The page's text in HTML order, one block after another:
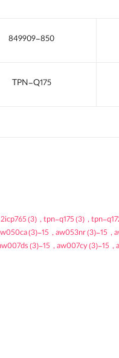
849909-850
TPN-Q175
tpn-
,
tpn-q175(3)
,
2icp765(3)
,
15-aw053nr
(3)
,
15-aw050ca
(3)
,
15-aw007cy
(3)
,
15-aw007ds
(3)